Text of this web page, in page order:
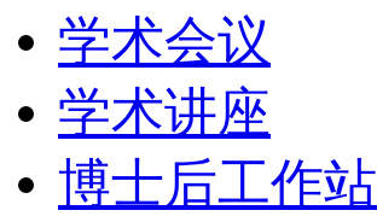
学术会议
学术讲座
博士后工作站